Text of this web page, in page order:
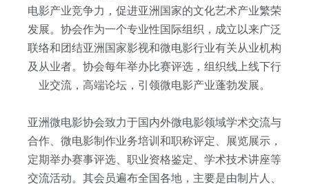
电影产业竞争力，促进亚洲国家的文化艺术产业繁荣
发展。协会作为一个专业性国际组织，成立以来广泛
联络和团结亚洲国家影视和微电影行业有关从业机构
及从业者。协会每年举办比赛评选，组织线上线下行
业交流，高端论坛，引领微电影产业蓬勃发展。
亚洲微电影协会致力于国内外微电影领域学术交流与
合作、微电影制作业务培训和职称评定、展览展示，
定期举办赛事评选、职业资格鉴定、学术技术讲座等
交流活动。其会员遍布全国各地，主要是由制片人、